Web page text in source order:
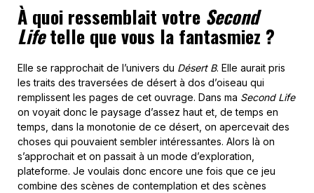
À quoi ressemblait votre Second
Lifetelle que vous la fantasmiez ?
Elle se rapprochait de l’univers du Désert B. Elle aurait pris
les traits des traversées de désert à dos d’oiseau qui
remplissent les pages de cet ouvrage. Dans ma Second Life
on voyait donc le paysage d’assez haut et, de temps en
temps, dans la monotonie de ce désert, on apercevait des
choses qui pouvaient sembler intéressantes. Alors là on
s’approchait et on passait à un mode d’exploration,
plateforme. Je voulais donc encore une fois que ce jeu
combine des scènes de contemplation et des scènes